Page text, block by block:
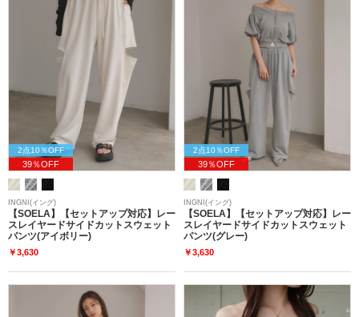
2点10％OFF
39％OFF
INGNI(イング)
【SOELA】【セットアップ対応】レー
スレイヤードサイドカットスウェット
パンツ(アイボリー)
￥3,630
2点10％OFF
39％OFF
INGNI(イング)
【SOELA】【セットアップ対応】レー
スレイヤードサイドカットスウェット
パンツ(グレー)
￥3,630